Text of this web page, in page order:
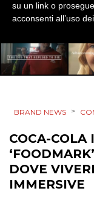
PRODOTTI
PUNTI VENDITA
CSR
CINEMA
BRAND NEWS >
COCA-COLA
DOVE
IMMERSIVE
su un link o
acconsenti all’uso